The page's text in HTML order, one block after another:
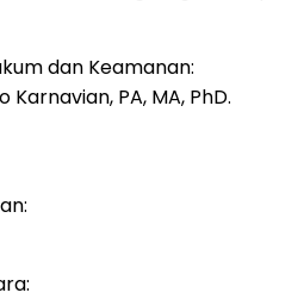
dan Keamanan:
Karnavian, PA, MA, PhD.